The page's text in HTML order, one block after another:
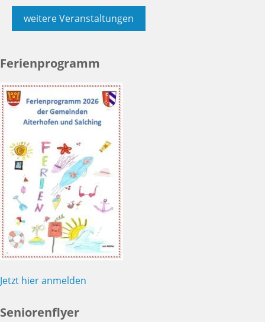
weitere Veranstaltungen
Ferienprogramm
Jetzt hier anmelden
Seniorenflyer